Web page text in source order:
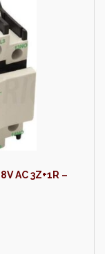
AC 3Z+1R –